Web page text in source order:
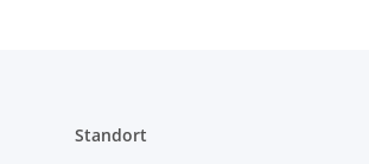
Standort